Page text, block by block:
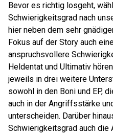
Bevor es richtig losgeht,
Schwierigkeitsgrad nach
hier neben dem sehr
Fokus auf der Story auch
anspruchsvollere
Heldentat und Ultimativ
jeweils in drei weitere
sowohl in den Boni und EP,
auch in der Angriffsstärke
unterscheiden. Darüber
Schwierigkeitsgrad auch die